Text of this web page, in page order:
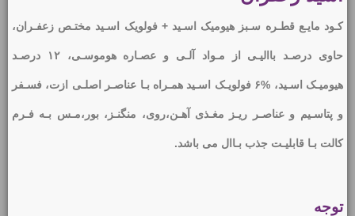
کـود مایـع قطـره سـبز هیومیک اسـید + فولویک اسـید مختـص زعفـران،
حاوی درصـد باالیـی از مـواد آلـی و عصـاره هوموسـی، ۱۲ درصـد
هیومیـک اسـید، %۶ فولویـک اسـید همـراه بـا عناصـر اصلـی ازت، فسـفر
و پتاسـیم و عناصـر ریـز مغـذی آهـن،روی، منگنـز، بور،مـس بـه فـرم
کالت بـا قابلیـت جذب بـاال می باشد.
توجه